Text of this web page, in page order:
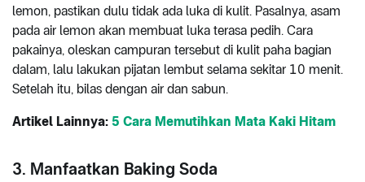
lemon, pastikan dulu tidak ada luka di kulit. Pasalnya, asam
pada air lemon akan membuat luka terasa pedih. Cara
pakainya, oleskan campuran tersebut di kulit paha bagian
dalam, lalu lakukan pijatan lembut selama sekitar 10 menit.
Setelah itu, bilas dengan air dan sabun.
Artikel Lainnya: 5 Cara Memutihkan Mata Kaki Hitam
3. Manfaatkan Baking Soda